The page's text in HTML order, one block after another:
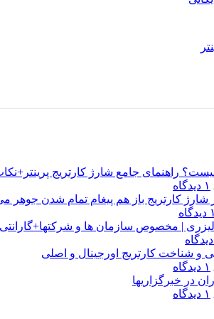
راهنمای جامع شارژ کارتریج
۱ دیدگاه
شارژ کارتریج باز هم پیغام تمام شدن جوهر
۱ دیدگاه
| مخصوص سازمان ها و شرکتها+گارانتی100%
و شناخت کارتریج اورجینال و اصلی
۱ دیدگاه
در خبرگزاریها
۱ دیدگاه